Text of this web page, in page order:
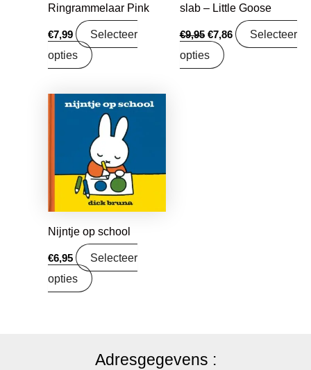
Ringrammelaar Pink
€7,99
Selecteer
opties
slab – Little Goose
€9,95 €7,86
Selecteer
opties
Nijntje op school
€6,95
Selecteer
opties
Adresgegevens :